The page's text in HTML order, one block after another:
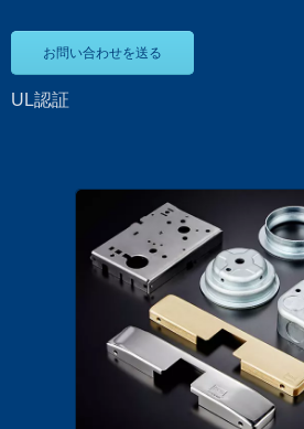
お問い合わせを送る
UL認証